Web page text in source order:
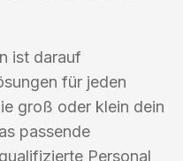
ist darauf
für jeden
groß oder klein dein
passende
Personal